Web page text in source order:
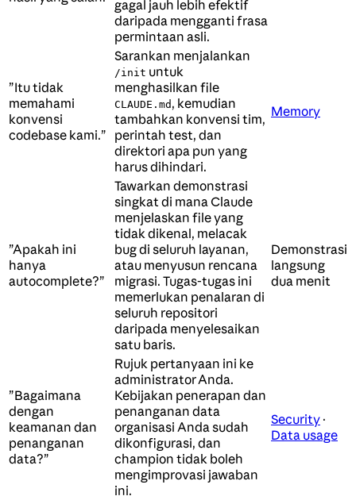
gagal jauh lebih efektif
daripada mengganti frasa
permintaan asli.
”Itu tidak
memahami
konvensi
codebase kami.”
Sarankan menjalankan
/init untuk
menghasilkan file
CLAUDE.md , kemudian
tambahkan konvensi tim,
perintah test, dan
direktori apa pun yang
harus dihindari.
Memory
”Apakah ini
hanya
autocomplete?”
Tawarkan demonstrasi
singkat di mana Claude
menjelaskan file yang
tidak dikenal, melacak
bug di seluruh layanan,
atau menyusun rencana
migrasi. Tugas-tugas ini
memerlukan penalaran di
seluruh repositori
daripada menyelesaikan
satu baris.
Demonstrasi
langsung
dua menit
”Bagaimana
dengan
keamanan dan
penanganan
data?”
Rujuk pertanyaan ini ke
administrator Anda.
Kebijakan penerapan dan
penanganan data
organisasi Anda sudah
dikonfigurasi, dan
champion tidak boleh
mengimprovasi jawaban
ini.
Security ·
Data usage